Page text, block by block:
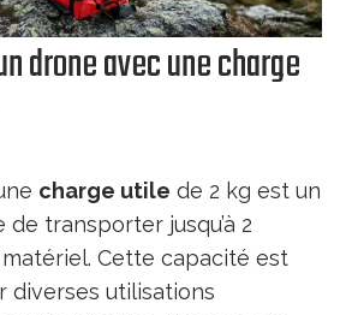
drone avec une charge
charge utile de 2 kg est un
transporter jusqu’à 2
Cette capacité est
diverses utilisations